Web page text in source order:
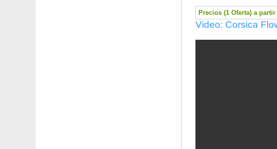
Precios (1 Oferta) a partir
Video: Corsica